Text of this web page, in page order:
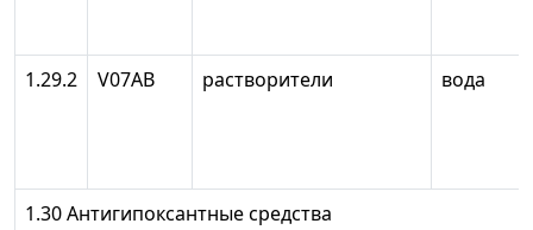
1.29.2 V07AB растворители вода
1.30 Антигипоксантные средства